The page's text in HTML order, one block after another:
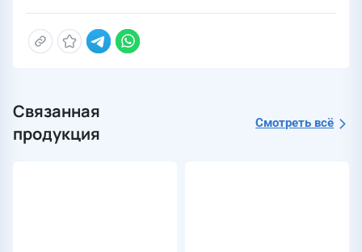
Связанная
продукция
Смотреть всё